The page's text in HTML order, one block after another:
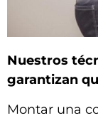
Nuestros
garantizan
Montar una